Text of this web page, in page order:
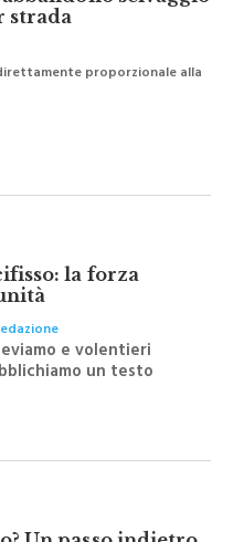
strada
proporzionale alla
la forza
e volentieri
un testo
del Santissimo